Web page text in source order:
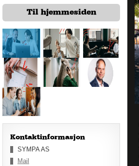
Til hjemmesiden
Kontaktinformasjon
SYMPA AS
Mail